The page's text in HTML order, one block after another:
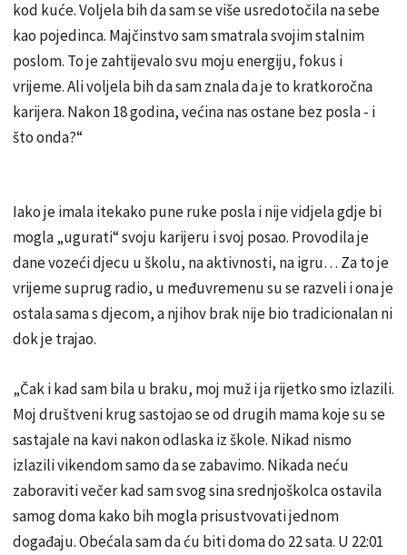
kod kuće. Voljela bih da sam se više usredotočila na sebe
kao pojedinca. Majčinstvo sam smatrala svojim stalnim
poslom. To je zahtijevalo svu moju energiju, fokus i
vrijeme. Ali voljela bih da sam znala da je to kratkoročna
karijera. Nakon 18 godina, većina nas ostane bez posla - i
što onda?“
Iako je imala itekako pune ruke posla i nije vidjela gdje bi
mogla „ugurati“ svoju karijeru i svoj posao. Provodila je
dane vozeći djecu u školu, na aktivnosti, na igru… Za to je
vrijeme suprug radio, u međuvremenu su se razveli i ona je
ostala sama s djecom, a njihov brak nije bio tradicionalan ni
dok je trajao.
„Čak i kad sam bila u braku, moj muž i ja rijetko smo izlazili.
Moj društveni krug sastojao se od drugih mama koje su se
sastajale na kavi nakon odlaska iz škole. Nikad nismo
izlazili vikendom samo da se zabavimo. Nikada neću
zaboraviti večer kad sam svog sina srednjoškolca ostavila
samog doma kako bih mogla prisustvovati jednom
događaju. Obećala sam da ću biti doma do 22 sata. U 22:01